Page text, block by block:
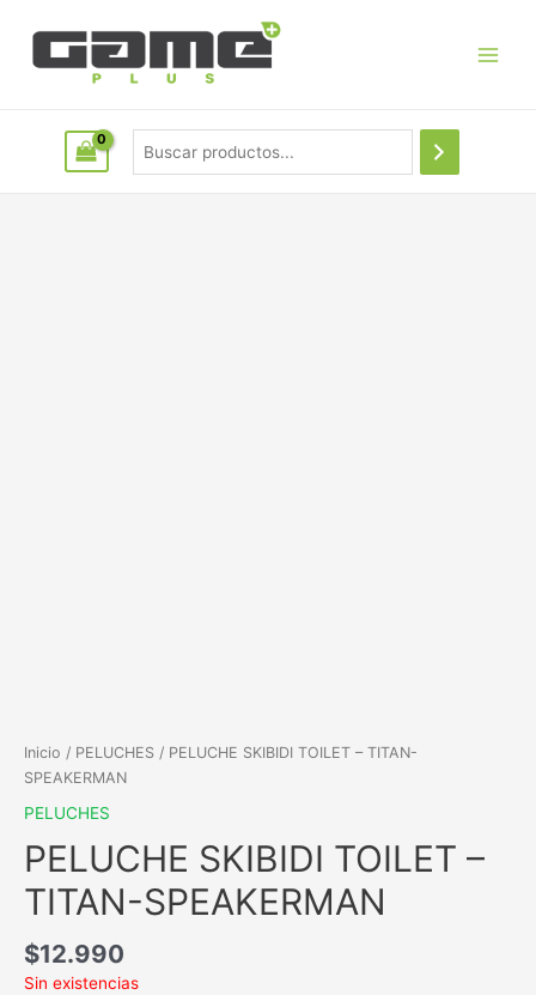
Inicio / PELUCHES / PELUCHE SKIBIDI TOILET – TITAN-
SPEAKERMAN
PELUCHES
PELUCHE SKIBIDI TOILET –
TITAN-SPEAKERMAN
$12.990
Sin existencias